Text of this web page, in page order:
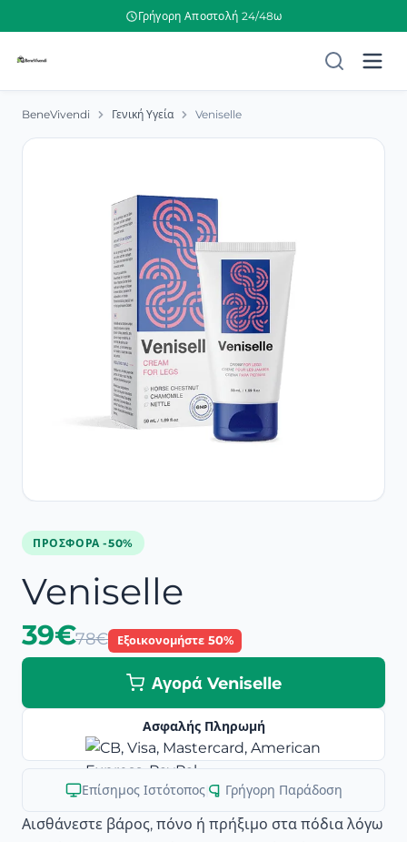
Γρήγορη Αποστολή 24/48ω
BeneVivendi Γενική Υγεία Veniselle
ΠΡΟΣΦΟΡΆ -50%
Veniselle
39€78€ Εξοικονομήστε 50%
Αγορά Veniselle
Ασφαλής Πληρωμή
Επίσημος Ιστότοπος| Γρήγορη Παράδοση
Αισθάνεστε βάρος, πόνο ή πρήξιμο στα πόδια λόγω